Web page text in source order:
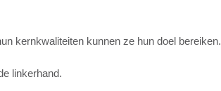
kernkwaliteiten kunnen ze hun doel bereiken.
linkerhand.